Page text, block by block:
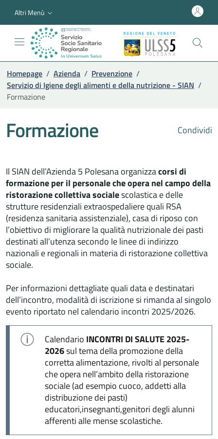
Altri Menù
Homepage / Azienda / Prevenzione /
Servizio di Igiene degli alimenti e della nutrizione - SIAN /
Formazione
Condividi
Formazione
Il SIAN dell’Azienda 5 Polesana organizzacorsi di
formazione per il personale che opera nel campo della
ristorazione collettiva socialescolastica e delle
strutture residenziali extraospedaliere quali RSA
(residenza sanitaria assistenziale), casa di riposo con
l’obiettivo di migliorare la qualità nutrizionale dei pasti
destinati all’utenza secondo le linee di indirizzo
nazionali e regionali in materia di ristorazione collettiva
sociale.
Per informazioni dettagliate quali data e destinatari
dell’incontro, modalità di iscrizione si rimanda al singolo
evento riportato nel calendario incontri 2025/2026.
Calendario INCONTRI DI SALUTE 2025-
2026sul tema della promozione della
corretta alimentazione, rivolti al personale
che opera nell’ambito della ristorazione
sociale (ad esempio cuoco, addetti alla
distribuzione dei pasti)
educatori,insegnanti,genitori degli alunni
afferenti alle mense scolastiche.